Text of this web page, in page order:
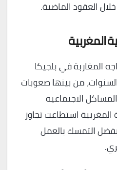
العقود الماضية.
المغربية
المغاربة في بلجيكا
من بينها صعوبات
الاجتماعية
المغربية استطاعت تجاوز
التمسك بالعمل